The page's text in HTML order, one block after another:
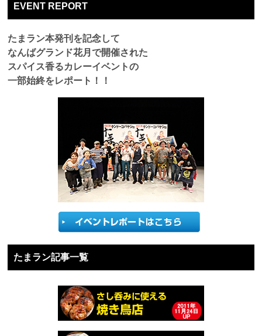
EVENT REPORT
たまラン本発刊を記念して
なんばグランド花月で開催された
スパイス香るカレーイベントの
一部始終をレポート！！
たまラン記事一覧